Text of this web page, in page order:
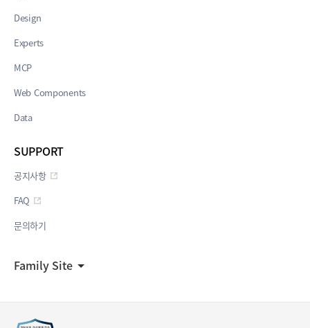
Family Site
Design
Experts
MCP
Web Components
Data
SUPPORT
공지사항
FAQ
문의하기